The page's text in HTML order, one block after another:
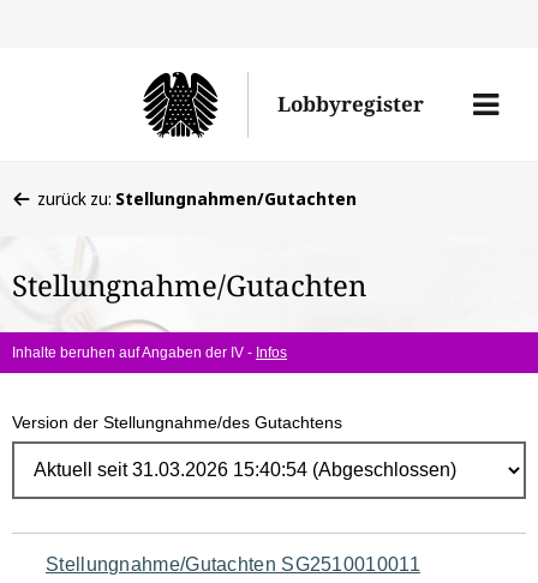
Lobbyregister
Menü
befinden
hier:
zurück zu: Stellungnahmen/Gutachten
Stellungnahme/Gutachten
Inhalte beruhen auf Angaben der IV - Infos
Version der Stellungnahme/des Gutachtens
Navigation
Stellungnahme/Gutachten SG2510010011